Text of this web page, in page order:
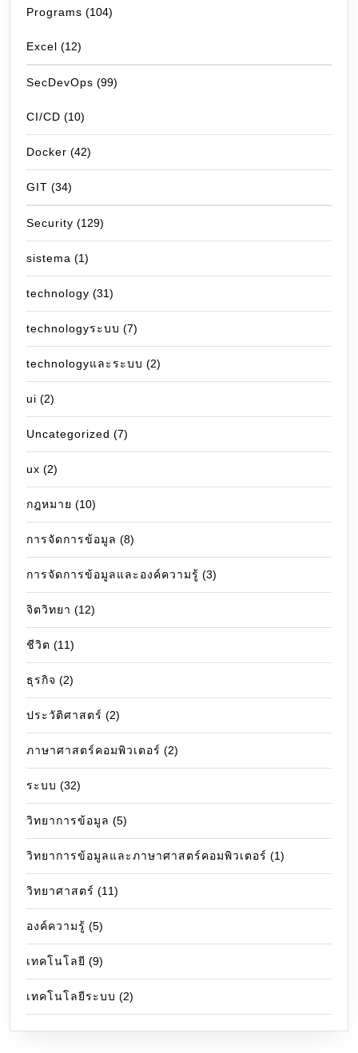
Programs (104)
Excel (12)
SecDevOps (99)
CI/CD (10)
Docker (42)
GIT (34)
Security (129)
sistema (1)
technology (31)
technologyระบบ (7)
technologyและระบบ (2)
ui (2)
Uncategorized (7)
ux (2)
กฎหมาย (10)
การจัดการข้อมูล (8)
การจัดการข้อมูลและองค์ความรู้ (3)
จิตวิทยา (12)
ชีวิต (11)
ธุรกิจ (2)
ประวัติศาสตร์ (2)
ภาษาศาสตร์คอมพิวเตอร์ (2)
ระบบ (32)
วิทยาการข้อมูล (5)
วิทยาการข้อมูลและภาษาศาสตร์คอมพิวเตอร์ (1)
วิทยาศาสตร์ (11)
องค์ความรู้ (5)
เทคโนโลยี (9)
เทคโนโลยีระบบ (2)